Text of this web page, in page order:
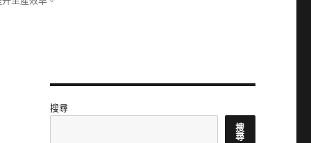
搜尋
搜
尋